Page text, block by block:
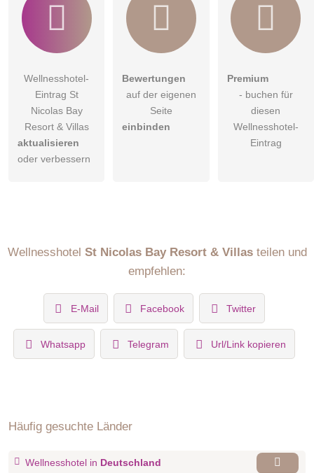
Wellnesshotel-
Eintrag St
Nicolas Bay
Resort & Villas
aktualisieren
oder verbessern
Bewertungen
auf der eigenen
Seite
einbinden
Premium
- buchen für
diesen
Wellnesshotel-
Eintrag
Wellnesshotel St Nicolas Bay Resort & Villasteilen und
empfehlen:
E-Mail Facebook Twitter
Whatsapp Telegram Url/Link kopieren
Häufig gesuchte Länder
Wellnesshotel in Deutschland